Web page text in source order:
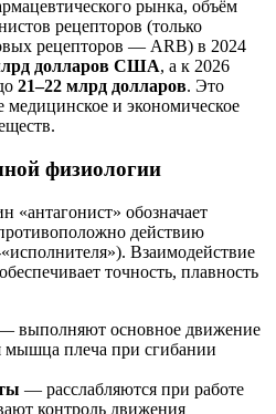
рынка, объём
рецепторов (только
рецепторов — ARB) в 2024
долларов США, а к 2026
21–22 млрд долларов. Это
медицинское и экономическое
физиологии
обозначает
действию
Взаимодействие
точность, плавность
выполняют основное движение
мышца плеча при сгибании
— расслабляются при работе
контроль движения